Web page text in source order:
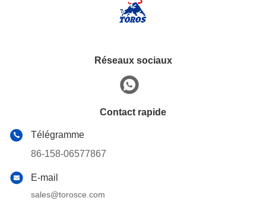
Réseaux sociaux
Contact rapide
Télégramme
86-158-06577867
E-mail
sales@torosce.com